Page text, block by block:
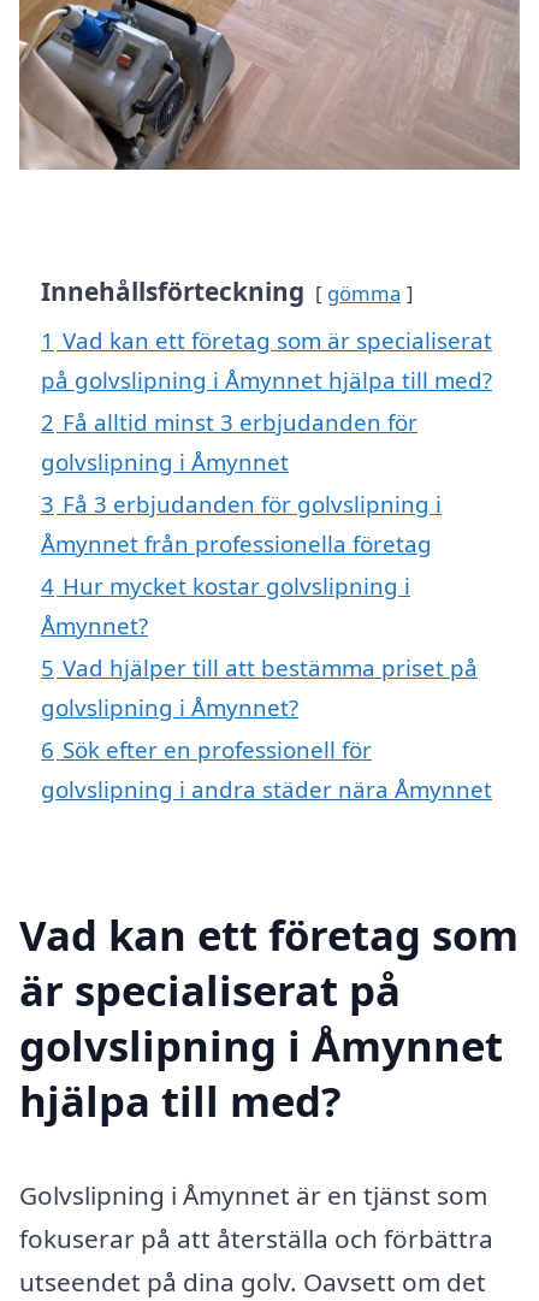
Innehållsförteckning gömma
1 Vad kan ett företag som är specialiserat
på golvslipning i Åmynnet hjälpa till med?
2 Få alltid minst 3 erbjudanden för
golvslipning i Åmynnet
3 Få 3 erbjudanden för golvslipning i
Åmynnet från professionella företag
4 Hur mycket kostar golvslipning i
Åmynnet?
5 Vad hjälper till att bestämma priset på
golvslipning i Åmynnet?
6 Sök efter en professionell för
golvslipning i andra städer nära Åmynnet
Vad kan ett företag som
är specialiserat på
golvslipning i Åmynnet
hjälpa till med?
Golvslipning i Åmynnet är en tjänst som
fokuserar på att återställa och förbättra
utseendet på dina golv. Oavsett om det